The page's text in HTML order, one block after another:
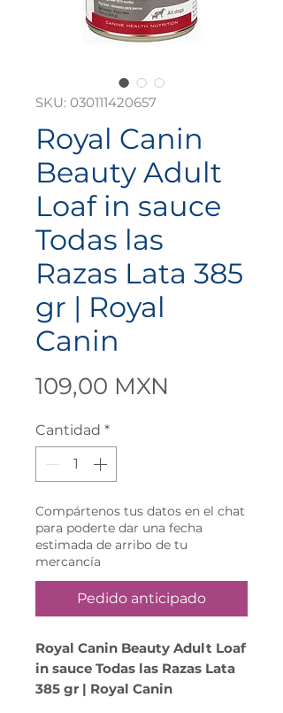
SKU: 030111420657
Royal Canin
Beauty Adult
Loaf in sauce
Todas las
Razas Lata 385
gr | Royal
Canin
109,00 MXN
Cantidad *
Compártenos tus datos en el chat
para poderte dar una fecha
estimada de arribo de tu
mercancía
Pedido anticipado
Royal Canin Beauty Adult Loaf
in sauce Todas las Razas Lata
385 gr | Royal Canin